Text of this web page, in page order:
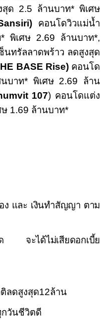
สุด 2.5 ล้านบาท* พิเศษ
) คอนโดวิวแม่น้ำ
พิเศษ 2.69 ล้านบาท*,
นทรัลลาดพร้าว ลดสูงสุด
BASE Rise​)คอนโด
นบาท* พิเศษ 2.69 ล้าน
107​) คอนโดแต่ง
1.69 ล้านบาท*
ง และ เงินทำสัญญา ตาม
ด จะได้ไม่เสียดอกเบี้ย
ลดสูงสุด12ล้าน
วันชีวิตดี